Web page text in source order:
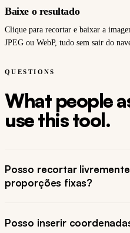
Baixe o resultado
Clique para recortar e baixar a
JPEG ou WebP, tudo sem sair do
QUESTIONS
What people
use this tool.
Posso recortar
proporções fixas?
Posso inserir